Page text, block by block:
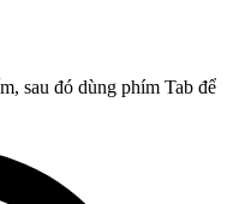
sau đó dùng phím Tab để